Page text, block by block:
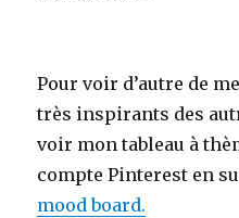
Pour voir d’autre de
très inspirants des
voir mon tableau à
compte Pinterest en
mood board.